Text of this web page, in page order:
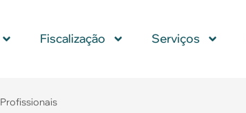
Fiscalização Serviços
Profissionais